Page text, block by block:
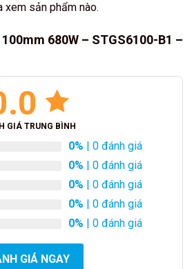
xem sản phẩm nào.
680W – STGS6100-B1 –
GIÁ TRUNG BÌNH
0% | 0 đánh giá
0% | 0 đánh giá
0% | 0 đánh giá
0% | 0 đánh giá
0% | 0 đánh giá
GIÁ NGAY